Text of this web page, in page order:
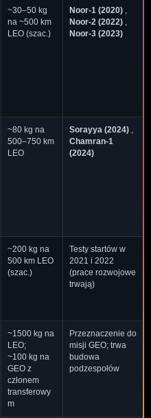
~30–50 kg
na ~500 km
LEO (szac.)
Noor-1 (2020)
Noor-2 (2022)
Noor-3 (2023)
~80 kg na
500–750 km
LEO
Sorayya (2024)
Chamran-1
(2024)
~200 kg na
500 km LEO
(szac.)
Testy startów w
2021 i 2022
(prace rozwojowe
trwają)
~1500 kg na
LEO;
~100 kg na
GEO z
członem
transferowy
m
Przeznaczenie do
misji GEO; trwa
budowa
podzespołów